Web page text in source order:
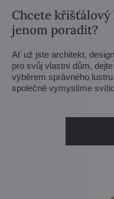
Chcete
jenom poradit?
Ať už jste architekt,
pro svůj vlastní dům,
výběrem správného
společně vymyslíme